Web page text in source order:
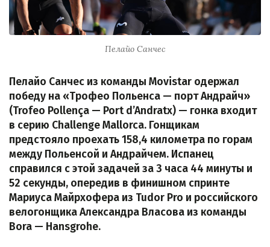
Пелайо Санчес
Пелайо Санчес из команды Movistar одержал
победу на «Трофео Польенса — порт Андрайч»
(Trofeo Pollença — Port d’Andratx) — гонка входит
в серию Challenge Mallorca. Гонщикам
предстояло проехать 158,4 километра по горам
между Польенсой и Андрайчем. Испанец
справился с этой задачей за 3 часа 44 минуты и
52 секунды, опередив в финишном спринте
Мариуса Майрхофера из Tudor Pro и российского
велогонщика Александра Власова из команды
Bora — Hansgrohe.